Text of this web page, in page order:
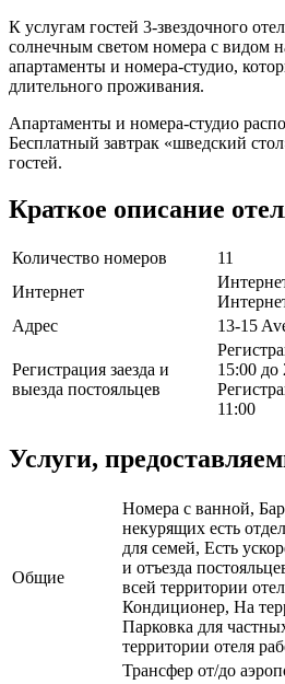
К услугам гостей 3-звездочного
солнечным светом номера с видом
апартаменты и номера-студио,
длительного проживания.
Апартаменты и номера-студио
Бесплатный завтрак «шведский
гостей.
Краткое описание
Количество номеров
11
Интернет
Адрес
13-15
Регистрация заезда и
выезда постояльцев
15:00 до
11:00
Услуги,
Общие
Номера с ванной,
некурящих есть
для семей, Есть
и отъезда
всей территории
Кондиционер, На
Парковка для
территории отеля
Трансфер от/до